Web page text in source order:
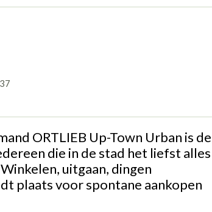
ORTLIEB Up-Town Urban is de
die in de stad het liefst alles
uitgaan, dingen
plaats voor spontane aankopen